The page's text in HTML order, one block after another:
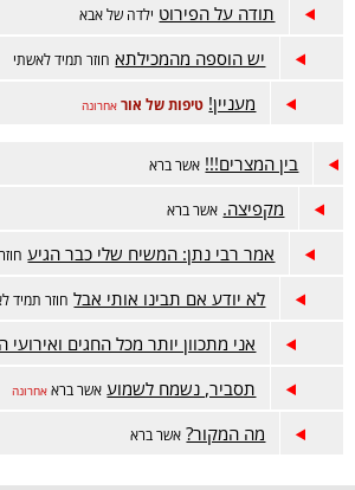
תודה על הפירוט ילדה של אבא
יש הוספה מהמכילתא חוזר תמיד לאשתי
מעניין! טיפות של אור אחרונה
בין המצרים!!! אשר ברא
מקפיצה. אשר ברא
אמר רבי נתן: המשיח שלי כבר הגיע
לא יודע אם תבינו אותי אבל חוזר תמיד
אני מתכוון יותר מכל החגים ואירועי
תסביר, נשמח לשמוע אשר ברא אחרונה
מה המקור? אשר ברא